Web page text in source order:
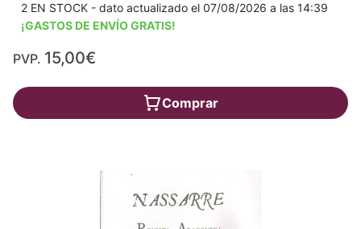
2 EN STOCK - dato actualizado el 07/08/2026 a las 14:39
¡GASTOS DE ENVÍO GRATIS!
PVP. 15,00€
Comprar